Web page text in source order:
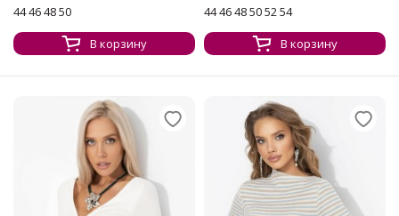
44 46 48 50
В корзину
44 46 48 50 52 54
В корзину